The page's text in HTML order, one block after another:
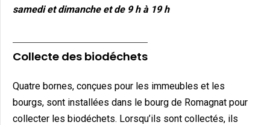
samedi et dimanche et de 9 h à 19 h
Collecte des biodéchets
Quatre bornes, conçues pour les immeubles et les
bourgs, sont installées dans le bourg de Romagnat pour
collecter les biodéchets. Lorsqu’ils sont collectés, ils